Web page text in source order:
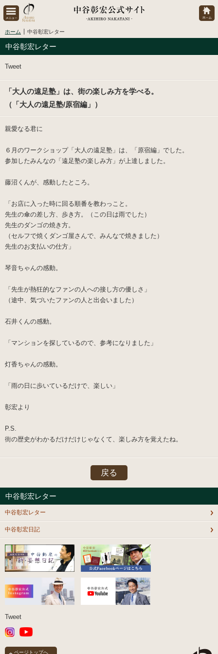
ホーム 中谷彰宏レター
中谷彰宏レター
Tweet
「大人の遠足塾」は、街の楽しみ方を学べる。
（「大人の遠足塾/原宿編」）
親愛なる君に
６月のワークショップ「大人の遠足塾」 は、「 原宿編 」でした。
参加したみんなの「遠足塾の楽しみ方」が上達しました。
藤沼くんが、感動したところ。
「お店に入った時に回る順番を教わっこと。
先生の傘の差し方、歩き方。（この日は雨でした）
先生のダンゴの焼き方。
（セルフで焼くダンゴ屋さんで、みんなで焼きました）
先生のお支払いの仕方」
琴音ちゃんの感動。
「先生が熱狂的なファンの人への接し方の優しさ」
（途中、気づいたファンの人と出会いました）
石井くんの感動。
「マンションを探しているので、参考になりました」
灯香ちゃんの感動。
「雨の日に歩いているだけで、楽しい」
彰宏より
P.S.
街の歴史がわかるだけだけじゃなくて、楽しみ方を覚えたね。
戻る
中谷彰宏レター
中谷彰宏レター
中谷彰宏日記
Tweet
ページトップへ